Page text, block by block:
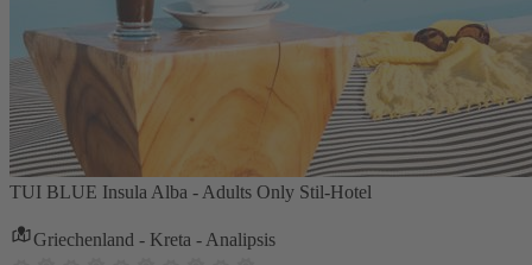
TUI BLUE Insula Alba - Adults Only Stil-Hotel
Griechenland - Kreta - Analipsis